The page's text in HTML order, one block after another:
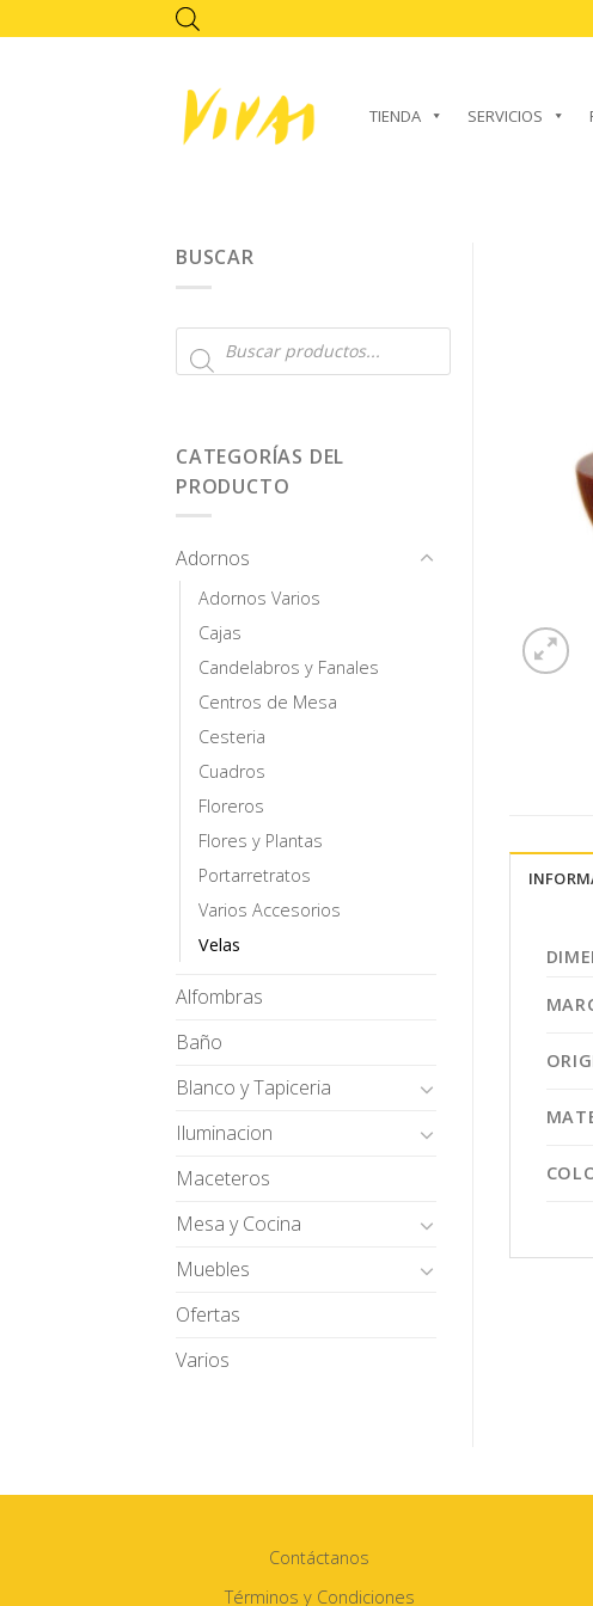
to
TIENDA SERVICIOS
BUSCAR
Búsqueda
de
CATEGORÍAS DEL
PRODUCTO
Adornos
Adornos Varios
Cajas
Candelabros y Fanales
Centros de Mesa
Cesteria
Cuadros
Floreros
Flores y Plantas
Portarretratos
Varios Accesorios
Velas
Alfombras
Baño
Blanco y Tapiceria
Iluminacion
Maceteros
Mesa y Cocina
Muebles
Ofertas
Varios
Contáctanos
Términos y Condiciones